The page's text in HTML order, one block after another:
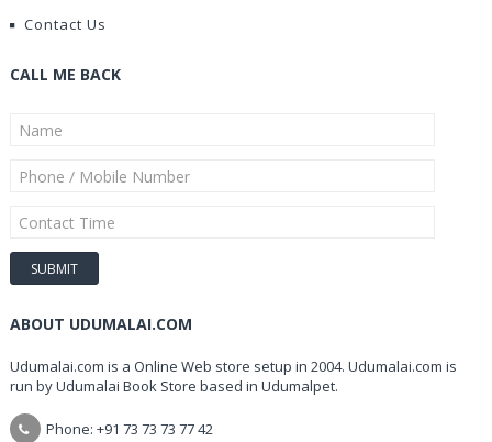
Contact Us
CALL ME BACK
ABOUT UDUMALAI.COM
Udumalai.com is a Online Web store setup in 2004. Udumalai.com is
run by Udumalai Book Store based in Udumalpet.
Phone: +91 73 73 73 77 42